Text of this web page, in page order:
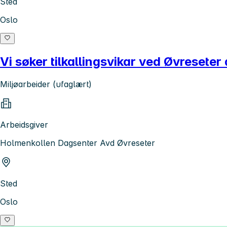
Oslo
Vi søker tilkallingsvikar ved Øvreseter
Miljøarbeider (ufaglært)
Arbeidsgiver
Holmenkollen Dagsenter Avd Øvreseter
Sted
Oslo